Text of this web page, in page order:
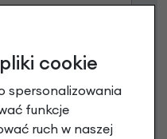
oferty w rozumieniu art.
decyzja o warunkach
po ocenie
cookie
spersonalizowania
funkcje
ruch w naszej